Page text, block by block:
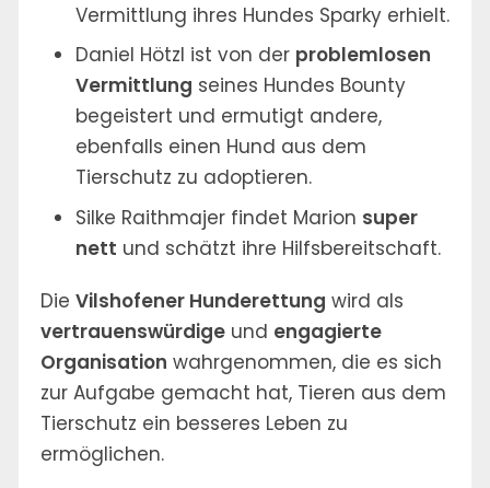
Vermittlung ihres Hundes Sparky erhielt.
Daniel Hötzl ist von der problemlosen
Vermittlung seines Hundes Bounty
begeistert und ermutigt andere,
ebenfalls einen Hund aus dem
Tierschutz zu adoptieren.
Silke Raithmajer findet Marion super
nett und schätzt ihre Hilfsbereitschaft.
Die Vilshofener Hunderettung wird als
vertrauenswürdige und engagierte
Organisation wahrgenommen, die es sich
zur Aufgabe gemacht hat, Tieren aus dem
Tierschutz ein besseres Leben zu
ermöglichen.